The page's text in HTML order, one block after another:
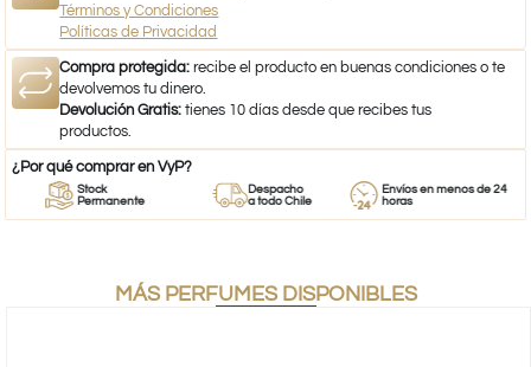
Términos y Condiciones
Políticas de Privacidad
Compra protegida: recibe el producto en buenas condiciones o te
devolvemos tu dinero.
Devolución Gratis: tienes 10 días desde que recibes tus
productos.
¿Por qué comprar en VyP?
Stock
Permanente
Despacho
a todo Chile
Envíos en menos de 24
horas
MÁS PERFUMES DISPONIBLES